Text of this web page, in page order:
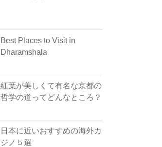
Best Places to Visit in
Dharamshala
紅葉が美しくて有名な京都の
哲学の道ってどんなところ？
日本に近いおすすめの海外カ
ジノ５選